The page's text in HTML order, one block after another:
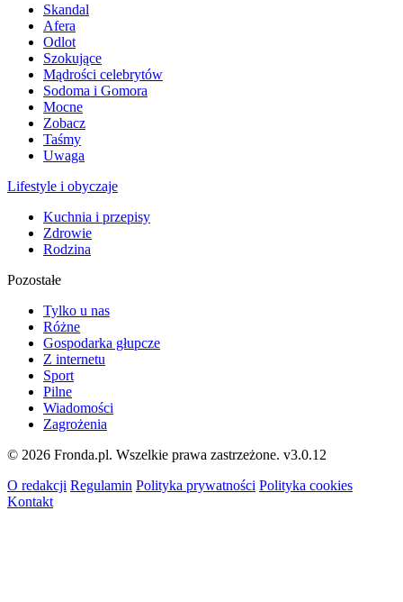
Skandal
Afera
Odlot
Szokujące
Mądrości celebrytów
Sodoma i Gomora
Mocne
Zobacz
Taśmy
Uwaga
Lifestyle i obyczaje
Kuchnia i przepisy
Zdrowie
Rodzina
Pozostałe
Tylko u nas
Różne
Gospodarka głupcze
Z internetu
Sport
Pilne
Wiadomości
Zagrożenia
© 2026 Fronda.pl. Wszelkie prawa zastrzeżone. v3.0.12
O redakcji Regulamin Polityka prywatności Polityka cookies
Kontakt